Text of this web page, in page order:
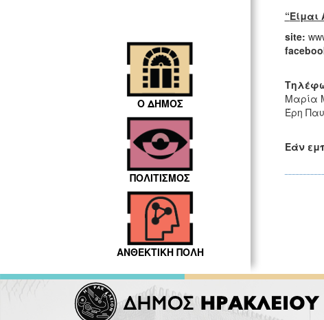
Ο ΔΗΜΟΣ
ΠΟΛΙΤΙΣΜΟΣ
ΑΝΘΕΚΤΙΚΗ ΠΟΛΗ
“Είμαι
site:
Μαρία
Έρη
Εάν